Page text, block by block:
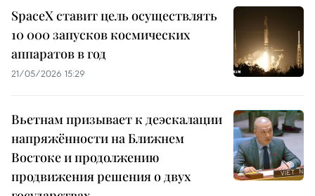
SpaceX ставит цель осуществлять
10 000 запусков космических
аппаратов в год
21/05/2026 15:29
Вьетнам призывает к деэскалации
напряжённости на Ближнем
Востоке и продолжению
продвижения решения о двух